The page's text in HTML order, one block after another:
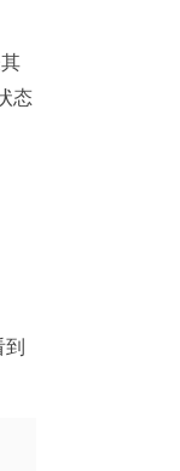
态
到